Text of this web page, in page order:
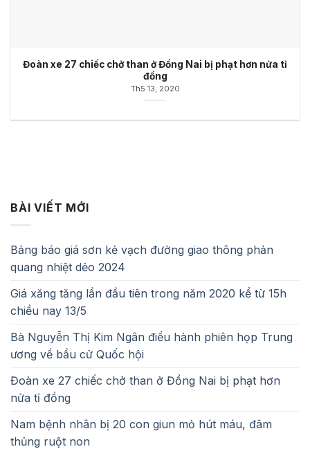
Đoàn xe 27 chiếc chở than ở Đồng Nai bị phạt hơn nửa tỉ
đồng
Th5 13, 2020
BÀI VIẾT MỚI
Bảng báo giá sơn kẻ vạch đường giao thông phản
quang nhiệt dẻo 2024
Giá xăng tăng lần đầu tiên trong năm 2020 kể từ 15h
chiều nay 13/5
Bà Nguyễn Thị Kim Ngân điều hành phiên họp Trung
ương về bầu cử Quốc hội
Đoàn xe 27 chiếc chở than ở Đồng Nai bị phạt hơn
nửa tỉ đồng
Nam bệnh nhân bị 20 con giun mỏ hút máu, đâm
thủng ruột non